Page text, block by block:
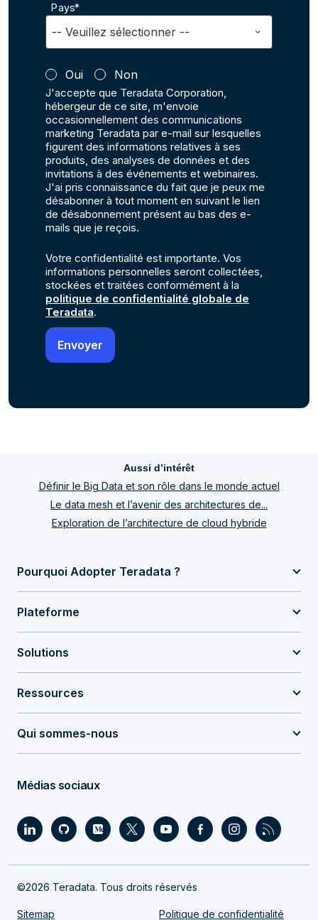
Pays*
Oui Non
J'accepte que Teradata Corporation,
hébergeur de ce site, m'envoie
occasionnellement des communications
marketing Teradata par e-mail sur lesquelles
figurent des informations relatives à ses
produits, des analyses de données et des
invitations à des événements et webinaires.
J'ai pris connaissance du fait que je peux me
désabonner à tout moment en suivant le lien
de désabonnement présent au bas des e-
mails que je reçois.
Votre confidentialité est importante. Vos
informations personnelles seront collectées,
stockées et traitées conformément à la
politique de confidentialité globale de
Teradata.
Aussi d’intérêt
Définir le Big Data et son rôle dans le monde actuel
Le data mesh et l’avenir des architectures de...
Exploration de l’architecture de cloud hybride
Pourquoi Adopter Teradata ?
Plateforme
Solutions
Ressources
Qui sommes-nous
Médias sociaux
©2026 Teradata. Tous droits réservés
Sitemap Politique de confidentialité